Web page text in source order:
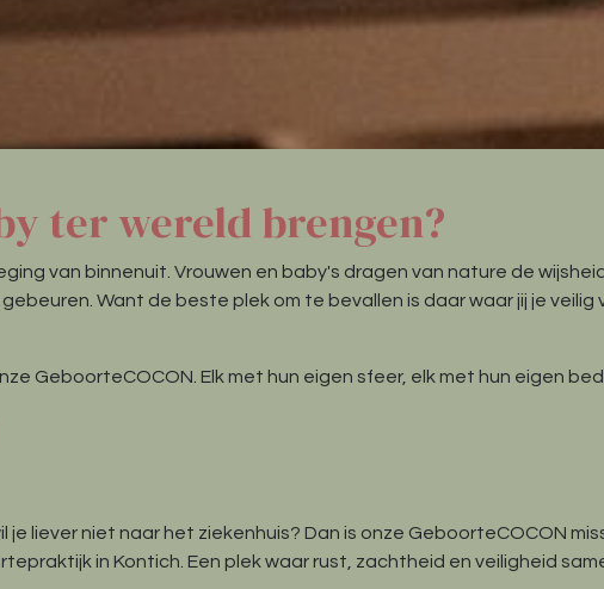
ter wereld brengen?
van binnenuit. Vrouwen en baby's dragen van nature de
Want de beste plek om te bevallen is daar waar jij je veilig
GeboorteCOCON. Elk met hun eigen sfeer, elk met hun eigen
je liever niet naar het ziekenhuis? Dan is onze GeboorteCOCON
in Kontich. Een plek waar rust, zachtheid en veiligheid